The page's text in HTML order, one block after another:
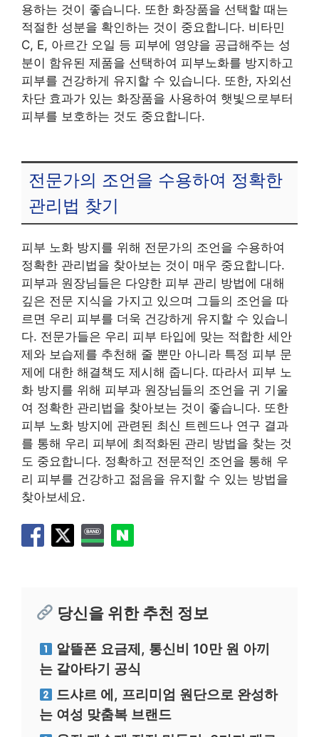
용하는 것이 좋습니다. 또한 화장품을 선택할 때는
적절한 성분을 확인하는 것이 중요합니다. 비타민
C, E, 아르간 오일 등 피부에 영양을 공급해주는 성
분이 함유된 제품을 선택하여 피부노화를 방지하고
피부를 건강하게 유지할 수 있습니다. 또한, 자외선
차단 효과가 있는 화장품을 사용하여 햇빛으로부터
피부를 보호하는 것도 중요합니다.
전문가의 조언을 수용하여 정확한
관리법 찾기
피부 노화 방지를 위해 전문가의 조언을 수용하여
정확한 관리법을 찾아보는 것이 매우 중요합니다.
피부과 원장님들은 다양한 피부 관리 방법에 대해
깊은 전문 지식을 가지고 있으며 그들의 조언을 따
르면 우리 피부를 더욱 건강하게 유지할 수 있습니
다. 전문가들은 우리 피부 타입에 맞는 적합한 세안
제와 보습제를 추천해 줄 뿐만 아니라 특정 피부 문
제에 대한 해결책도 제시해 줍니다. 따라서 피부 노
화 방지를 위해 피부과 원장님들의 조언을 귀 기울
여 정확한 관리법을 찾아보는 것이 좋습니다. 또한
피부 노화 방지에 관련된 최신 트렌드나 연구 결과
를 통해 우리 피부에 최적화된 관리 방법을 찾는 것
도 중요합니다. 정확하고 전문적인 조언을 통해 우
리 피부를 건강하고 젊음을 유지할 수 있는 방법을
찾아보세요.
당신을 위한 추천 정보
알뜰폰 요금제, 통신비 10만 원 아끼
는 갈아타기 공식
드샤르 에, 프리미엄 원단으로 완성하
는 여성 맞춤복 브랜드